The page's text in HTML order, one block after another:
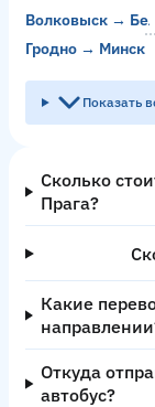
Волковыск →
Гродно → Минск
Показать
Сколько
Прага?
Какие
Откуда
автобус?